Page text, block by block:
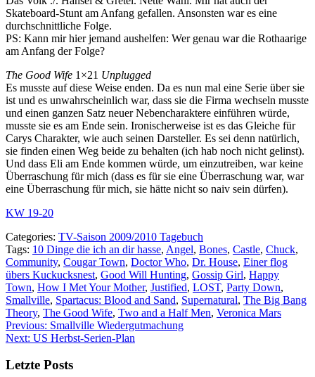
Skateboard-Stunt am Anfang gefallen. Ansonsten war es eine
durchschnittliche Folge.
PS: Kann mir hier jemand aushelfen: Wer genau war die Rothaarige
am Anfang der Folge?
The Good Wife 1×21 Unplugged
Es musste auf diese Weise enden. Da es nun mal eine Serie über sie
ist und es unwahrscheinlich war, dass sie die Firma wechseln musste
und einen ganzen Satz neuer Nebencharaktere einführen würde,
musste sie es am Ende sein. Ironischerweise ist es das Gleiche für
Carys Charakter, wie auch seinen Darsteller. Es sei denn natürlich,
sie finden einen Weg beide zu behalten (ich hab noch nicht gelinst).
Und dass Eli am Ende kommen würde, um einzutreiben, war keine
Überraschung für mich (dass es für sie eine Überraschung war, war
eine Überraschung für mich, sie hätte nicht so naiv sein dürfen).
KW 19-20
Categories: TV-Saison 2009/2010 Tagebuch
Tags: 10 Dinge die ich an dir hasse, Angel, Bones, Castle, Chuck,
Community, Cougar Town, Doctor Who, Dr. House, Einer flog
übers Kuckucksnest, Good Will Hunting, Gossip Girl, Happy
Town, How I Met Your Mother, Justified, LOST, Party Down,
Smallville, Spartacus: Blood and Sand, Supernatural, The Big Bang
Theory, The Good Wife, Two and a Half Men, Veronica Mars
Post
navigation
Previous: Smallville Wiedergutmachung
Next: US Herbst-Serien-Plan
Letzte Posts